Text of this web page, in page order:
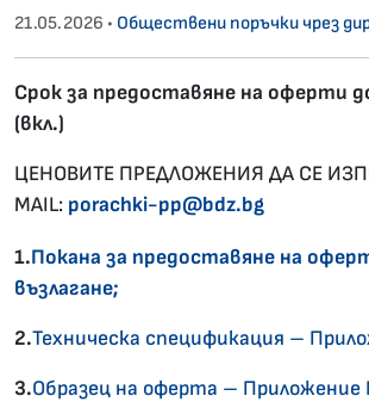
21.05.2026 • Обществени поръчки чрез
Срок за предоставяне на оферти
(вкл.)
ЦЕНОВИТЕ ПРЕДЛОЖЕНИЯ ДА СЕ
MAIL: porachki-pp@bdz.bg
1.Покана за предоставяне на
възлагане;
2.Техническа спецификация –
3.Образец на оферта –